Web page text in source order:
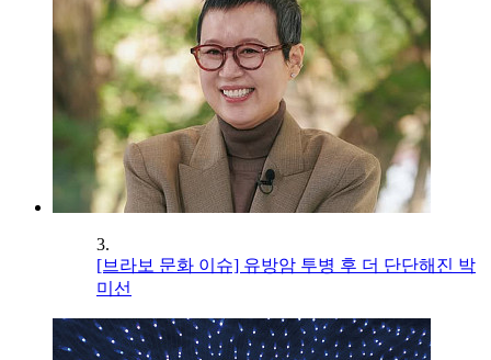
3.
[브라보 문화 이슈] 유방암 투병 후 더 단단해진 박
미선